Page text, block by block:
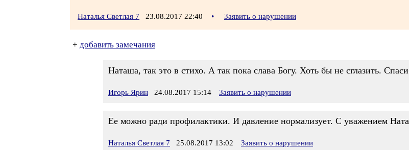
Наталья Светлая 7 23.08.2017 22:40 • Заявить о нарушении
+ добавить замечания
Наташа, так это в стихо. А так пока слава Богу. Хоть бы не сглазить.
Игорь Ярин 24.08.2017 15:14 Заявить о нарушении
Ее можно ради профилактики. И давление нормализует. С уважением
Наталья Светлая 7 25.08.2017 13:02 Заявить о нарушении